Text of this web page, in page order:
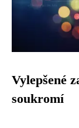
Vylepšené
soukromí